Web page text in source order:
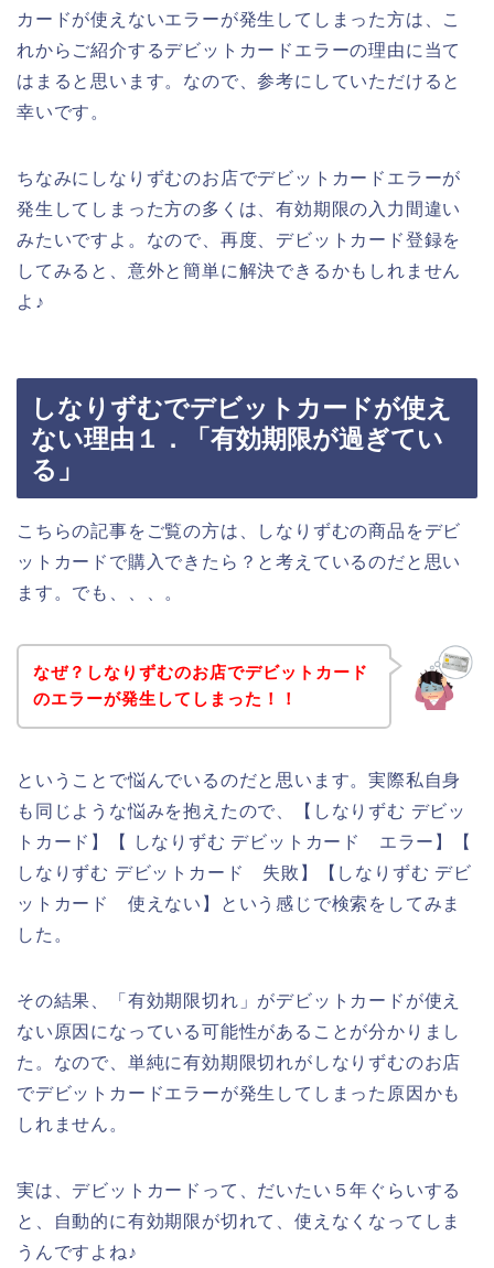
カードが使えないエラーが発生してしまった方は、こ
れからご紹介するデビットカードエラーの理由に当て
はまると思います。なので、参考にしていただけると
幸いです。
ちなみにしなりずむのお店でデビットカードエラーが
発生してしまった方の多くは、有効期限の入力間違い
みたいですよ。なので、再度、デビットカード登録を
してみると、意外と簡単に解決できるかもしれません
よ♪
しなりずむでデビットカードが使え
ない理由１．「有効期限が過ぎてい
る」
こちらの記事をご覧の方は、しなりずむの商品をデビ
ットカードで購入できたら？と考えているのだと思い
ます。でも、、、。
なぜ？しなりずむのお店でデビットカード
のエラーが発生してしまった！！
ということで悩んでいるのだと思います。実際私自身
も同じような悩みを抱えたので、【しなりずむ デビッ
トカード】【 しなりずむ デビットカード エラー】【
しなりずむ デビットカード 失敗】【しなりずむ デビ
ットカード 使えない】という感じで検索をしてみま
した。
その結果、「有効期限切れ」がデビットカードが使え
ない原因になっている可能性があることが分かりまし
た。なので、単純に有効期限切れがしなりずむのお店
でデビットカードエラーが発生してしまった原因かも
しれません。
実は、デビットカードって、だいたい５年ぐらいする
と、自動的に有効期限が切れて、使えなくなってしま
うんですよね♪